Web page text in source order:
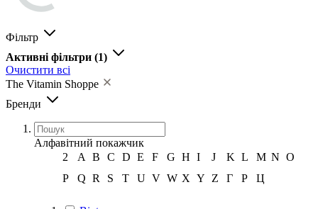
Фільтр
Активні фільтри (1)
Очистити всі
The Vitamin Shoppe
Бренди
Алфавітний покажчик
2
A B C D E F G H I J K L M N O
P
Q R S T U V W X Y Z Г Р Ц